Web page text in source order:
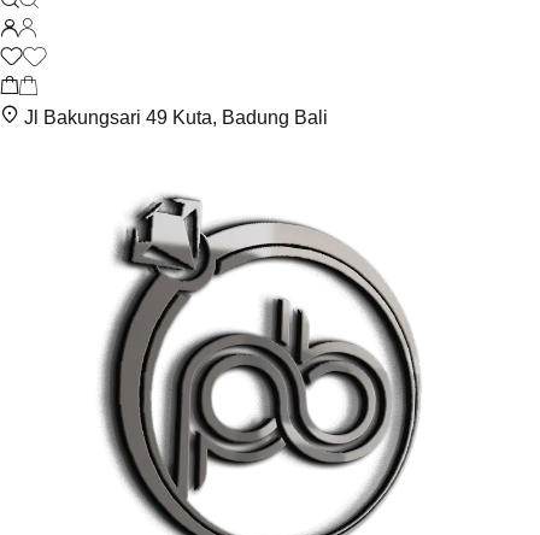
Jl Bakungsari 49 Kuta, Badung Bali